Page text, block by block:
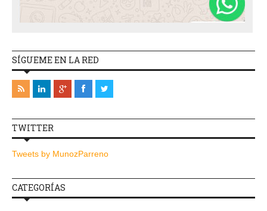
SÍGUEME EN LA RED
TWITTER
Tweets by MunozParreno
CATEGORÍAS